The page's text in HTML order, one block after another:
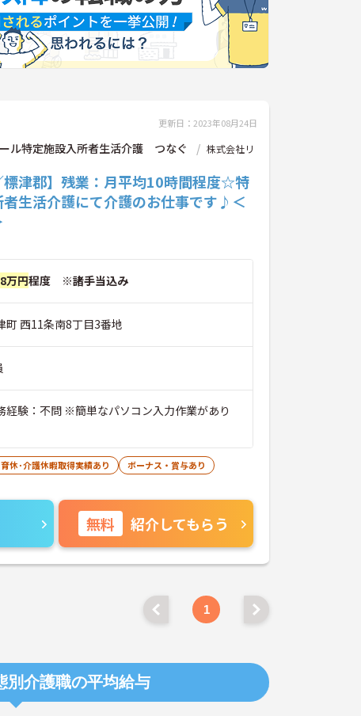
更新日：2023年08月24日
ル特定施設入所者生活介護 つなぐ
株式会社リ
標津郡】残業：月平均10時間程度☆特
者生活介護にて介護のお仕事です♪＜
万円程度 ※諸手当込み
町 西11条南8丁目3番地
験：不問 ※簡単なパソコン入力作業があり
休･介護休暇取得実績あり
ボーナス・賞与あり
無料 紹介してもらう
1
別介護職の平均給与